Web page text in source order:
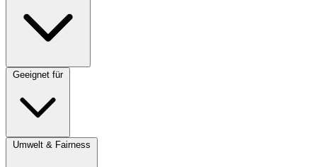
Geeignet für
Umwelt & Fairness